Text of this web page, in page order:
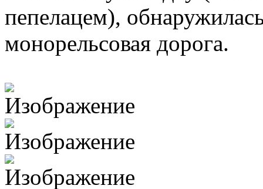
пепелацем),
монорельсовая дорога.